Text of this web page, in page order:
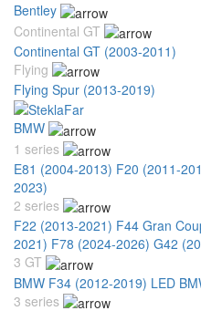
Bentley
Continental GT
Continental GT (2003-2011)
Flying
Flying Spur (2013-2019)
BMW
1 series
E81 (2004-2013) F20 (2011-
2023)
2 series
F22 (2013-2021) F44 Gran
2021) F78 (2024-2026) G42
3 GT
BMW F34 (2012-2019) LED
3 series